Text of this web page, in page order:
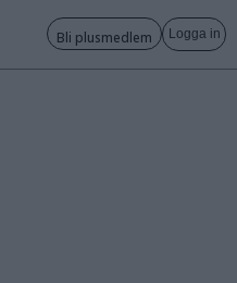
Bli plusmedlem Logga in